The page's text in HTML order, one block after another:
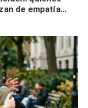
de empatía
autocontrol